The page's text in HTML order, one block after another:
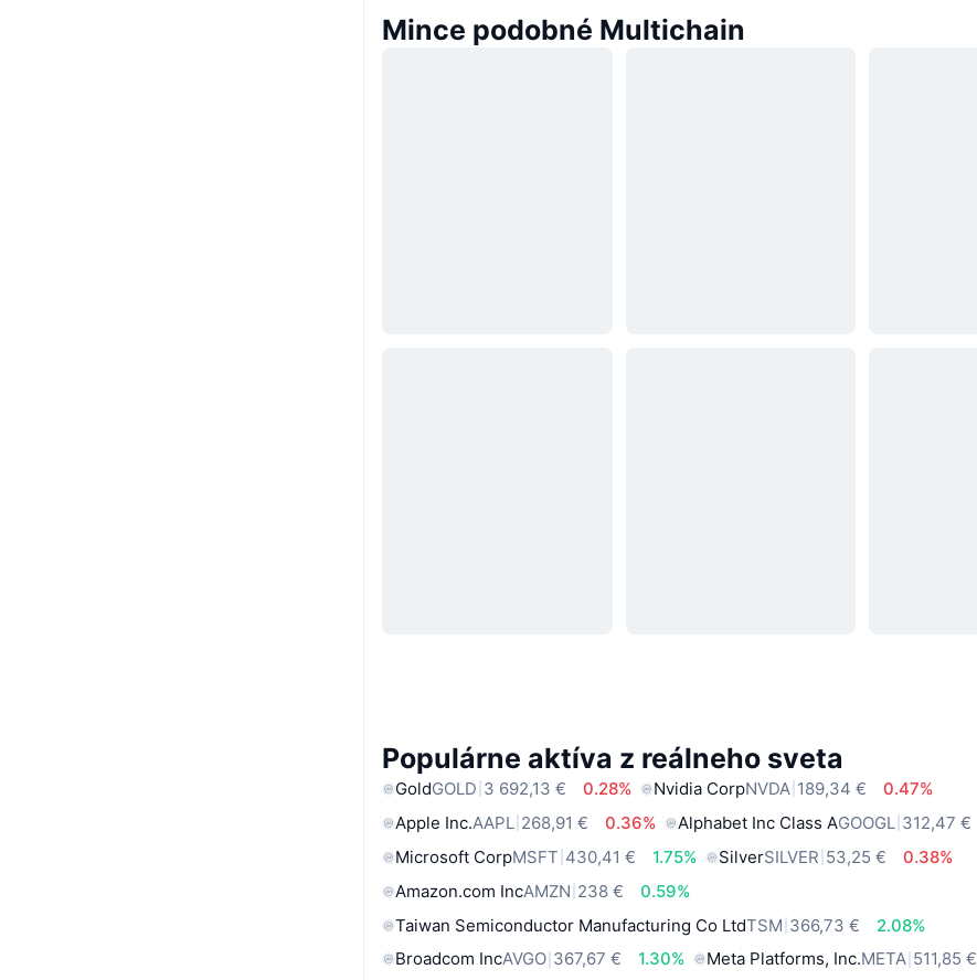
Mince podobné Multichain
Populárne aktíva z reálneho sveta
GoldGOLD 3 692,13 € 0.28% Nvidia CorpNVDA 189,34 €
0.47%
Apple Inc.AAPL 268,91 € 0.36% Alphabet Inc Class AGOOGL 312,47 €
Microsoft CorpMSFT 430,41 € 1.75% SilverSILVER 53,25 €
0.38%
Amazon.com IncAMZN 238 €
0.59%
Taiwan Semiconductor Manufacturing Co LtdTSM 366,73 €
2.08%
Broadcom IncAVGO 367,67 € 1.30% Meta Platforms, Inc.META 511,85 €